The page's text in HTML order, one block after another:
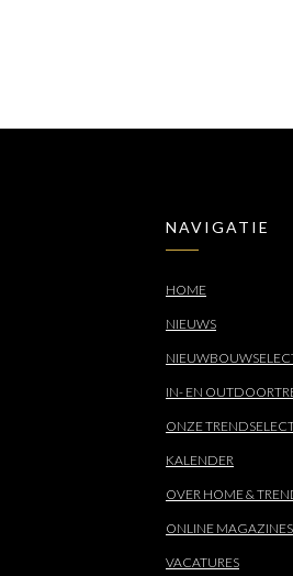
NAVIGATIE
HOME
NIEUWS
IN- EN
ONZE
KALENDER
OVER HOME &
ONLINE MAGAZINES
VACATURES